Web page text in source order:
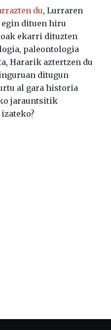
du, Lurraren
dituen hiru
ekarri dituzten
paleontologia
Hararik aztertzen du
ditugun
al gara historia
jarauntsitik